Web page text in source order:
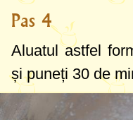
Pas 4
Aluatul astfel
și puneți 30 de